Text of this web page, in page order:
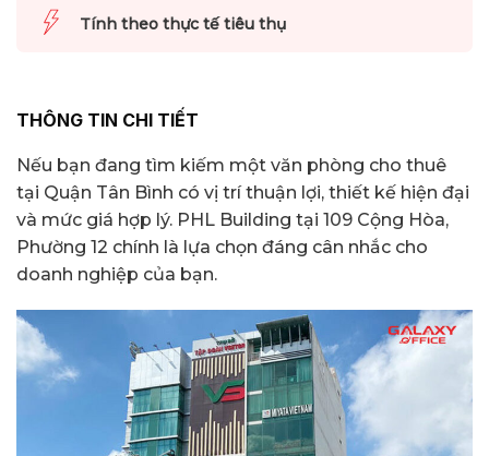
Tính theo thực tế tiêu thụ
THÔNG TIN CHI TIẾT
Nếu bạn đang tìm kiếm một văn phòng cho thuê
tại Quận Tân Bình có vị trí thuận lợi, thiết kế hiện đại
và mức giá hợp lý. PHL Building tại 109 Cộng Hòa,
Phường 12 chính là lựa chọn đáng cân nhắc cho
doanh nghiệp của bạn.